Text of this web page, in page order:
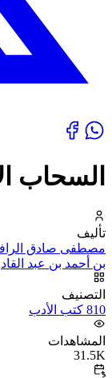
السحاب
تأليف
مصطفى صادق
بن أحمد بن عبد
التصنيف
810 كتب الأدب
المشاهدات
31.5K